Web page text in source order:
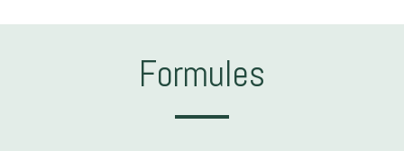
Formules